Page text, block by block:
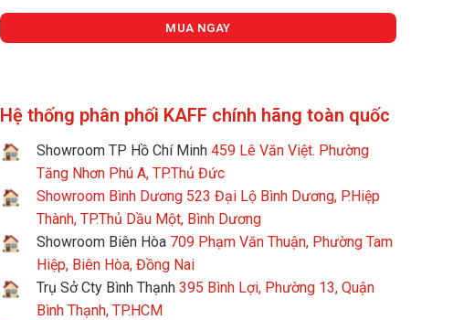
MUA NGAY
Hệ thống phân phối KAFF chính hãng toàn quốc
Showroom TP Hồ Chí Minh 459 Lê Văn Việt. Phường
Tăng Nhơn Phú A, TP.Thủ Đức
Showroom Bình Dương 523 Đại Lộ Bình Dương, P.Hiệp
Thành, TP.Thủ Dầu Một, Bình Dương
Showroom Biên Hòa 709 Phạm Văn Thuận, Phường Tam
Hiệp, Biên Hòa, Đồng Nai
Trụ Sở Cty Bình Thạnh 395 Bình Lợi, Phường 13, Quận
Bình Thạnh, TP.HCM